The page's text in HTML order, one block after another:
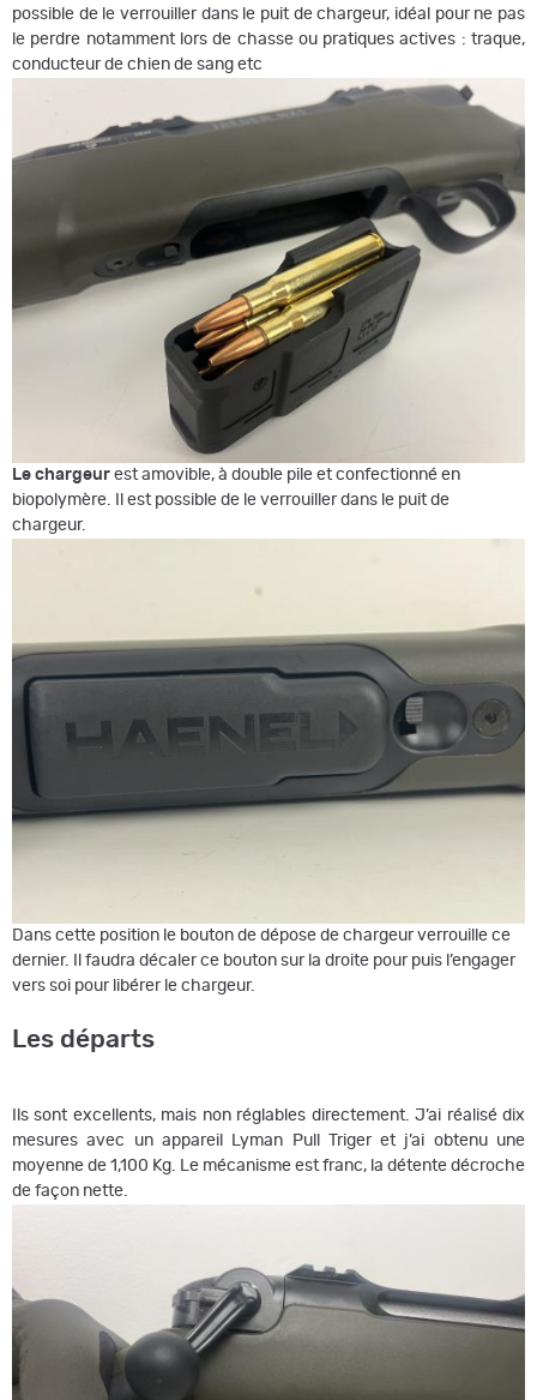
possible de le verrouiller dans le puit de chargeur, idéal pour ne pas
le perdre notamment lors de chasse ou pratiques actives : traque,
conducteur de chien de sang etc
Le chargeur est amovible, à double pile et confectionné en
biopolymère. Il est possible de le verrouiller dans le puit de
chargeur.
Dans cette position le bouton de dépose de chargeur verrouille ce
dernier. Il faudra décaler ce bouton sur la droite pour puis l’engager
vers soi pour libérer le chargeur.
Les départs
Ils sont excellents, mais non réglables directement. J’ai réalisé dix
mesures avec un appareil Lyman Pull Triger et j’ai obtenu une
moyenne de 1,100 Kg. Le mécanisme est franc, la détente décroche
de façon nette.